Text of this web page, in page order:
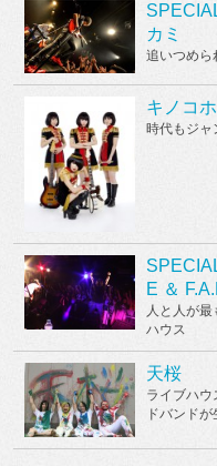
カミ
追いつめら
キノコ
時代もジャ
E ＆
人と人が
ハウス
天桜
ライブハウ
ドバンド